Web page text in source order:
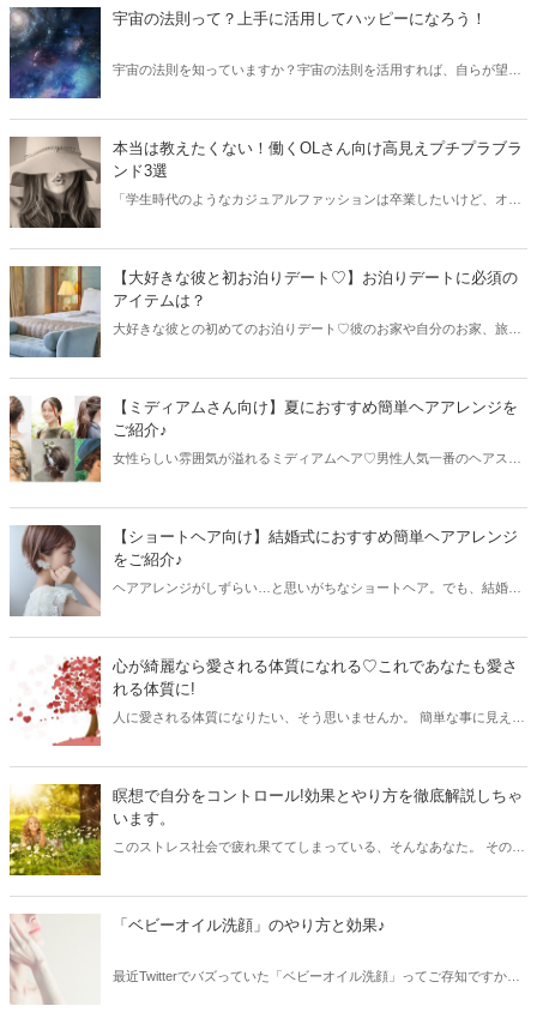
が感じられるのか不思議で仕方無いですよね。 運がいい人と悪い人の
違いがどこで生まれているのか、どうすれば運がいい人の仲間入りが
宇宙の法則って？上手に活用してハッピーになろう！
宇宙の法則を知っていますか？宇宙の法則を活用すれば、自らが望む
ので、生活の中に上手く取り入れて、幸せになりましょう。
本当は教えたくない！働くOLさん向け高見えプチプラブラ
ンド3選
「学生時代のようなカジュアルファッションは卒業したいけど、オフ
すすめする働くOLさん向け高見えプチプラブランド3選】をご紹介致
します♡
【大好きな彼と初お泊りデート♡】お泊りデートに必須の
アイテムは？
大好きな彼との初めてのお泊りデート♡彼のお家や自分のお家、旅行
けてお泊りデートに必須の持ち物・筆者が実際に持って行って良かっ
た物をご紹介します。
【ミディアムさん向け】夏におすすめ簡単ヘアアレンジを
ご紹介♪
女性らしい雰囲気が溢れるミディアムヘア♡男性人気一番のヘアスタ
【ショートヘア向け】結婚式におすすめ簡単ヘアアレンジ
をご紹介♪
ヘアアレンジがしずらい…と思いがちなショートヘア。でも、結婚式
ジをご紹介します♡
心が綺麗なら愛される体質になれる♡これであなたも愛さ
れる体質に!
人に愛される体質になりたい、そう思いませんか。 簡単な事に見えて
を言う人が少ない人って存在するんですよね。 それは愛される体質の
ポイントを押さえているからなんですよ♪ 何を大切にしていけば、愛
される体質に変わっていく事が出来るのか知りたい♡ 愛される体質に
なりたいあなたに詳しくポイントを解説していきます!
瞑想で自分をコントロール!効果とやり方を徹底解説しちゃ
います。
このストレス社会で疲れ果ててしまっている、そんなあなた。 その悩
う時間を作ってみませんか? 自分が何者か、そこまで行くのは難しい
かもしれません。 けれど日々の疲れが少しは軽減出来るかもしれない
るのは自分の身一つなんですから。 瞑想のやり方のポイントと効果を
「ベビーオイル洗顔」のやり方と効果♪
最近Twitterでバズっていた「ベビーオイル洗顔」ってご存知ですか？